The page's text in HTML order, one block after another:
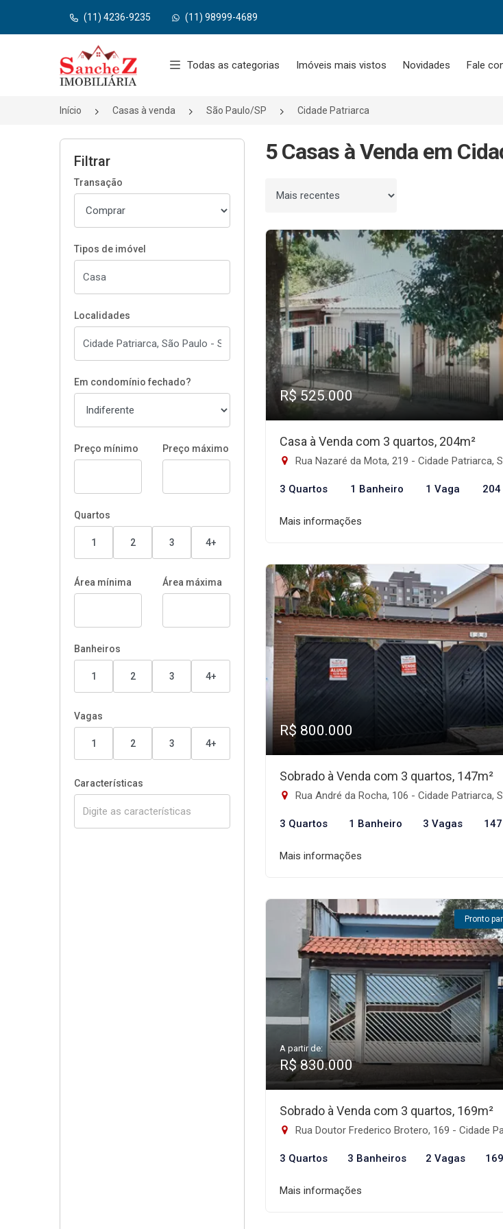
(11) 4236-9235 (11) 98999-4689
Página inicial
Todas as categorias Imóveis mais vistos Novidades Fale
Início Casas à venda São Paulo/SP Cidade Patriarca
Filtrar
Transação
Tipos de imóvel
Localidades
Em condomínio fechado?
Preço mínimo Preço máximo
Quartos
1 2 3 4+
Área mínima Área máxima
Banheiros
1 2 3 4+
Vagas
1 2 3 4+
Características
5 Casas à Venda em
Ordenar por
R$ 525.000
Casa à Venda com 3 quartos, 204m²
Rua Nazaré da Mota, 219 - Cidade Patriarca, São
3 Quartos 1 Banheiro 1 Vaga 204
Mais informações
R$ 800.000
Sobrado à Venda com 3 quartos, 147m²
Rua André da Rocha, 106 - Cidade Patriarca, São
3 Quartos 1 Banheiro 3 Vagas
Mais informações
Pronto
A partir de:
R$ 830.000
Sobrado à Venda com 3 quartos, 169m²
Rua Doutor Frederico Brotero, 169 - Cidade Patriarca, São
3 Quartos 3 Banheiros 2 Vagas
Mais informações